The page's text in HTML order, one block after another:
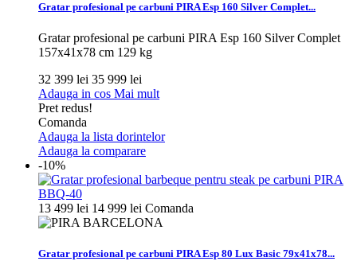
Gratar profesional pe carbuni PIRA Esp 160 Silver Complet...
Gratar profesional pe carbuni PIRA Esp 160 Silver Complet
157x41x78 cm 129 kg
32 399 lei 35 999 lei
Adauga in cos Mai mult
Pret redus!
Comanda
Adauga la lista dorintelor
Adauga la comparare
-10%
13 499 lei 14 999 lei Comanda
Gratar profesional pe carbuni PIRA Esp 80 Lux Basic 79x41x78...